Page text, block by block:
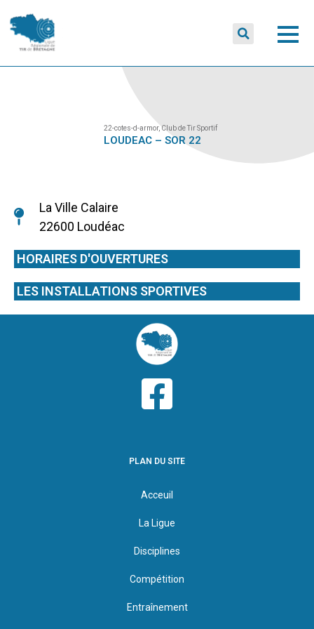
22-cotes-d-armor,Club de Tir Sportif
LOUDEAC – SOR 22
La Ville Calaire
22600 Loudéac
HORAIRES D'OUVERTURES
LES INSTALLATIONS SPORTIVES
PLAN DU SITE
Acceuil
La Ligue
Disciplines
Compétition
Entraînement